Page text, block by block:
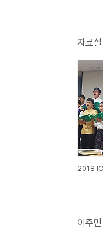
자료실
이주